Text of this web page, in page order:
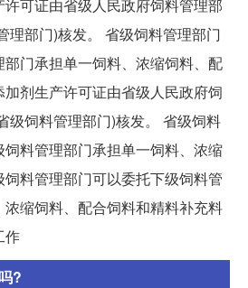
可证由省级人民政府饲料管理部
理部门)核发。 省级饲料管理部门
门承担单一饲料、浓缩饲料、配
剂生产许可证由省级人民政府饲
级饲料管理部门)核发。 省级饲料
料管理部门承担单一饲料、浓缩
料管理部门可以委托下级饲料管
缩饲料、配合饲料和精料补充料
作
?